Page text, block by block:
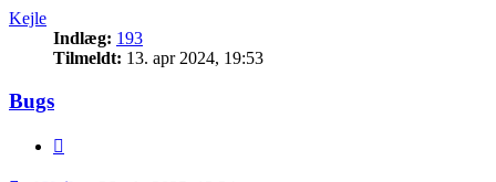
Kejle
Indlæg: 193
Tilmeldt: 13. apr 2024, 19:53
Bugs